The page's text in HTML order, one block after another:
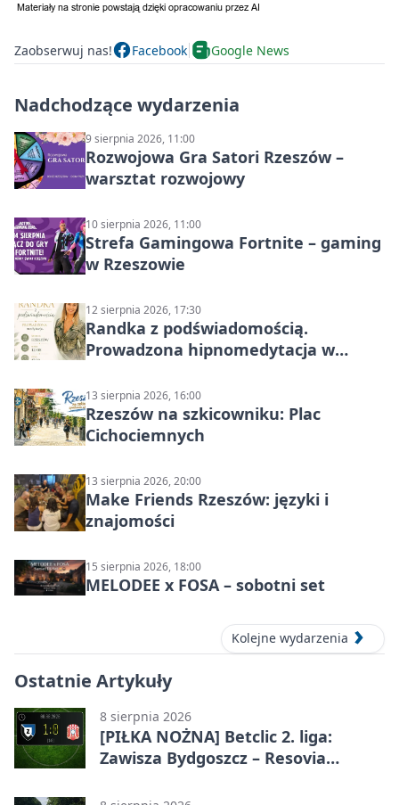
Zaobserwuj nas! Facebook Google News
Nadchodzące wydarzenia
9 sierpnia 2026, 11:00
Rozwojowa Gra Satori Rzeszów –
warsztat rozwojowy
10 sierpnia 2026, 11:00
Strefa Gamingowa Fortnite – gaming
w Rzeszowie
12 sierpnia 2026, 17:30
Randka z podświadomością.
Prowadzona hipnomedytacja w
13 sierpnia 2026, 16:00
Rzeszów na szkicowniku: Plac
Cichociemnych
13 sierpnia 2026, 20:00
Make Friends Rzeszów: języki i
znajomości
15 sierpnia 2026, 18:00
MELODEE x FOSA – sobotni set
Kolejne wydarzenia
Ostatnie Artykuły
8 sierpnia 2026
[PIŁKA NOŻNA] Betclic 2. liga:
Zawisza Bydgoszcz – Resovia
pierwszym zwycięstwem